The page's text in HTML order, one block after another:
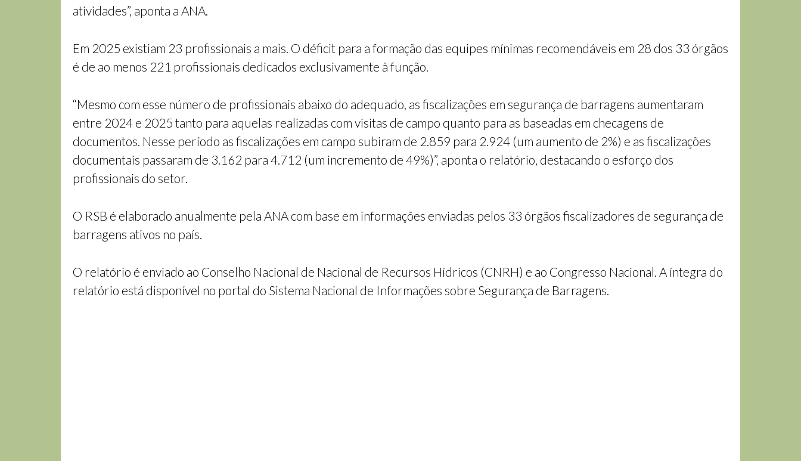
atividades”, aponta a ANA.
Em 2025 existiam 23 profissionais a mais. O déficit para a formação das equipes mínimas recomendáveis em 28 dos 33 órgãos
é de ao menos 221 profissionais dedicados exclusivamente à função.
“Mesmo com esse número de profissionais abaixo do adequado, as fiscalizações em segurança de barragens aumentaram
entre 2024 e 2025 tanto para aquelas realizadas com visitas de campo quanto para as baseadas em checagens de
documentos. Nesse período as fiscalizações em campo subiram de 2.859 para 2.924 (um aumento de 2%) e as fiscalizações
documentais passaram de 3.162 para 4.712 (um incremento de 49%)”, aponta o relatório, destacando o esforço dos
profissionais do setor.
O RSB é elaborado anualmente pela ANA com base em informações enviadas pelos 33 órgãos fiscalizadores de segurança de
barragens ativos no país.
O relatório é enviado ao Conselho Nacional de Nacional de Recursos Hídricos (CNRH) e ao Congresso Nacional. A íntegra do
relatório está disponível no portal do Sistema Nacional de Informações sobre Segurança de Barragens.